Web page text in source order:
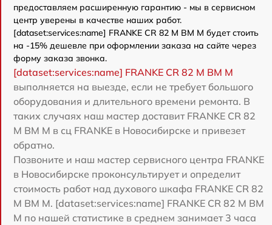
предоставляем расширенную гарантию - мы в сервисном
центр уверены в качестве наших работ.
[dataset:services:name] FRANKE CR 82 M BM M будет стоить
на -15% дешевле при оформлении заказа на сайте через
форму заказа звонка.
[dataset:services:name] FRANKE CR 82 M BM M
выполняется на выезде, если не требует большого
оборудования и длительного времени ремонта. В
таких случаях наш мастер доставит FRANKE CR 82
M BM M в сц FRANKE в Новосибирске и привезет
обратно.
Позвоните и наш мастер сервисного центра FRANKE
в Новосибирске проконсультирует и определит
стоимость работ над духового шкафа FRANKE CR 82
M BM M. [dataset:services:name] FRANKE CR 82 M BM
M по нашей статистике в среднем занимает 3 часа